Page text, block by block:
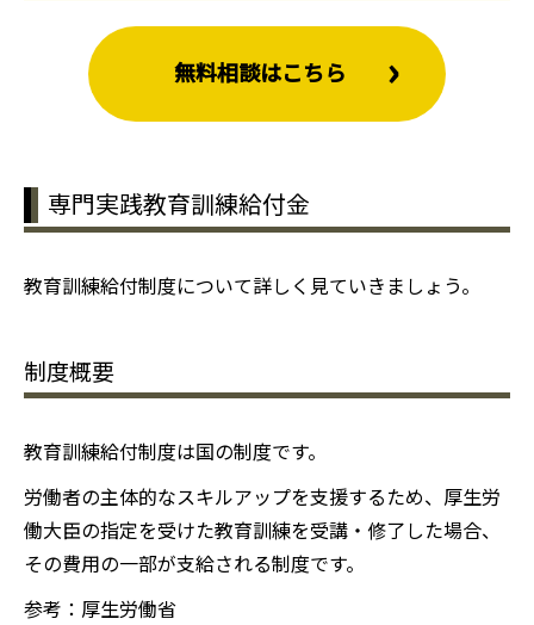
無料相談はこちら
専門実践教育訓練給付金
教育訓練給付制度について詳しく見ていきましょう。
制度概要
教育訓練給付制度は国の制度です。
労働者の主体的なスキルアップを支援するため、厚生労
働大臣の指定を受けた教育訓練を受講・修了した場合、
その費用の一部が支給される制度です。
参考：厚生労働省